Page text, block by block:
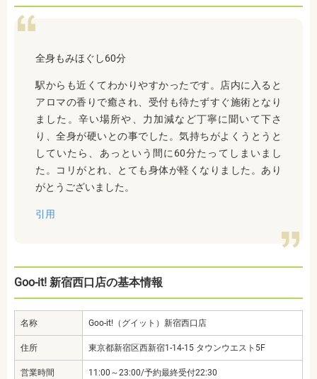
全身もみほぐし60分
駅からも近くてわかりやすかったです。店内に入ると
アロマの香りで癒され、受付も待たずすぐ施術となり
ました。辛い場所や、力加減など丁寧に聞いて下さ
り、全身が硬いとの事でした。気持ちがよくうとうと
していたら、あっという間に60分たってしまいまし
た。コリがとれ、とても身体が軽くなりました。あり
がとうございました。
引用
Goo-it! 新宿西口店の基本情報
名称 Goo-it!（グイット）新宿西口店
住所 東京都新宿区西新宿1-14-15 タウンウエスト5F
営業時間 11:00～23:00/予約最終受付22:30